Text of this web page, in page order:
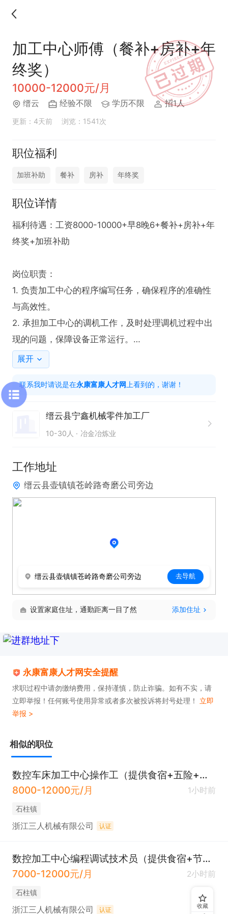
加工中心师傅（餐补+房补+年
终奖）
10000-12000元/月
缙云 经验不限 学历不限 招1人
更新：4天前 浏览：1541次
职位福利
加班补助 餐补 房补 年终奖
职位详情
福利待遇：工资8000-10000+早8晚6+餐补+房补+年
终奖+加班补助
岗位职责：
1. 负责加工中心的程序编写任务，确保程序的准确性
与高效性。
2. 承担加工中心的调机工作，及时处理调机过程中出
现的问题，保障设备正常运行。
3. 依据生产需求，合理安排加工中心的生产任务，提
任职要求：
1. 具备编程能力，能够独立完成复杂的程序编写任
中出现的问题。
只需两步,轻松找工作: 1、先点击投简历; 2、再打电
展开
联系我时请说是在永康富康人才网 上看到的，谢谢！
缙云县宁鑫机械零件加工厂
10-30人 冶金冶炼业
工作地址
缙云县壶镇镇苍岭路奇磨公司旁边
缙云县壶镇镇苍岭路奇磨公司旁边 去导航
设置家庭住址，通勤距离一目了然 添加住址
永康富康人才网安全提醒
求职过程中请勿缴纳费用，保持谨慎，防止诈骗。如有不实，请
立即举报！任何账号使用异常或者多次被投诉将封号处理！ 立即
举报 >
相似的职位
数控车床加工中心操作工（提供食宿+五险+餐补）
8000-12000元/月
1小时前
石柱镇
浙江三人机械有限公司 认证
数控加工中心编程调试技术员（提供食宿+节日福利）
7000-12000元/月
2小时前
石柱镇
浙江三人机械有限公司 认证 收藏